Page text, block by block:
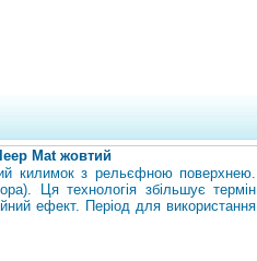
Mat жовтий
килимок з рельєфною поверхнею.
Ця технологія збільшує термін
ефект. Період для використання